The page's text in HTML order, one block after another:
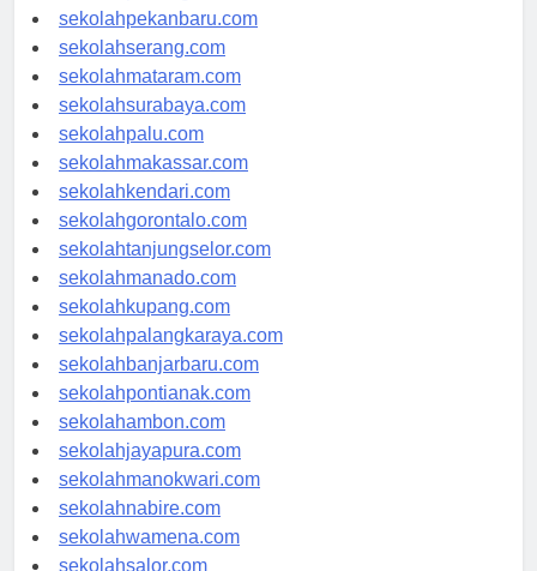
sekolahpadang.com
sekolahpekanbaru.com
sekolahserang.com
sekolahmataram.com
sekolahsurabaya.com
sekolahpalu.com
sekolahmakassar.com
sekolahkendari.com
sekolahgorontalo.com
sekolahtanjungselor.com
sekolahmanado.com
sekolahkupang.com
sekolahpalangkaraya.com
sekolahbanjarbaru.com
sekolahpontianak.com
sekolahambon.com
sekolahjayapura.com
sekolahmanokwari.com
sekolahnabire.com
sekolahwamena.com